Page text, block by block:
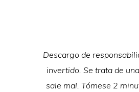
Descargo de
invertido. Se trata de
sale mal. Tómese 2